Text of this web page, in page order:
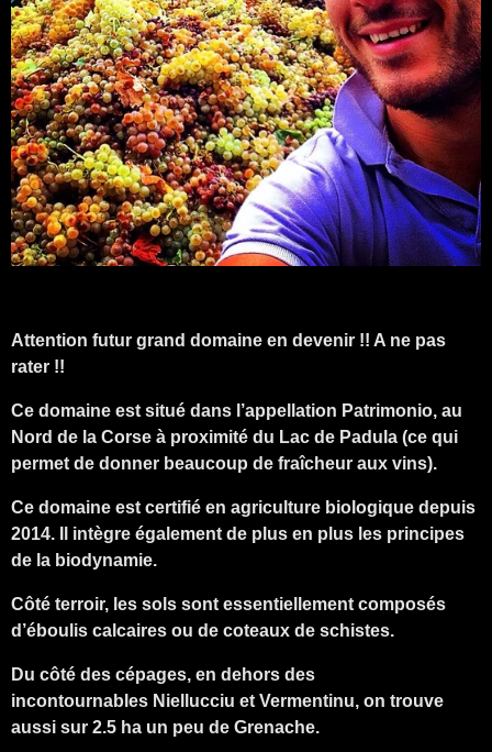
Attention futur grand domaine en devenir !! A ne pas
rater !!
Ce domaine est situé dans l’appellation Patrimonio, au
Nord de la Corse à proximité du Lac de Padula (ce qui
permet de donner beaucoup de fraîcheur aux vins).
Ce domaine est certifié en agriculture biologique depuis
2014. Il intègre également de plus en plus les principes
de la biodynamie.
Côté terroir, les sols sont essentiellement composés
d’éboulis calcaires ou de coteaux de schistes.
Du côté des cépages, en dehors des
incontournables Niellucciu et Vermentinu, on trouve
aussi sur 2.5 ha un peu de Grenache.